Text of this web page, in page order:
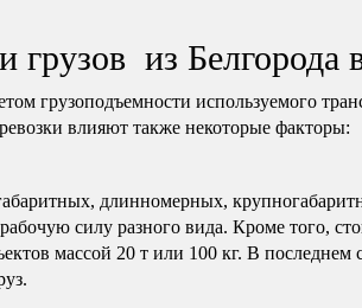
грузов из
грузоподъемности используемого
влияют также некоторые факторы:
длинномерных,
силу разного вида. Кроме того,
массой 20 т или 100 кг. В последнем